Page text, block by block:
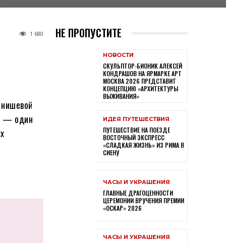
1 680
— один
НЕ ПРОПУСТИТЕ
НОВОСТИ
СКУЛЬПТОР-БИОНИК АЛЕКСЕЙ
КОНДРАШОВ НА ЯРМАРКЕ АРТ
МОСКВА 2026 ПРЕДСТАВИТ
КОНЦЕПЦИЮ «АРХИТЕКТУРЫ
ВЫЖИВАНИЯ»
ИДЕЯ ПУТЕШЕСТВИЯ
ПУТЕШЕСТВИЕ НА ПОЕЗДЕ
ВОСТОЧНЫЙ ЭКСПРЕСС
«СЛАДКАЯ ЖИЗНЬ» ИЗ РИМА В
СИЕНУ
ЧАСЫ И УКРАШЕНИЯ
ГЛАВНЫЕ ДРАГОЦЕННОСТИ
ЦЕРЕМОНИИ ВРУЧЕНИЯ ПРЕМИИ
«ОСКАР» 2026
ЧАСЫ И УКРАШЕНИЯ